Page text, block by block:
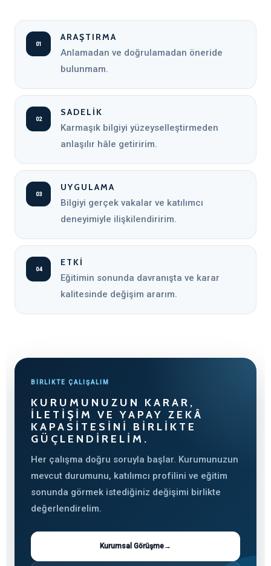
01
ARAŞTIRMA
Anlamadan ve doğrulamadan öneride
bulunmam.
02
SADELIK
Karmaşık bilgiyi yüzeyselleştirmeden
anlaşılır hâle getiririm.
03
UYGULAMA
Bilgiyi gerçek vakalar ve katılımcı
deneyimiyle ilişkilendiririm.
04
ETKI
Eğitimin sonunda davranışta ve karar
kalitesinde değişim ararım.
BİRLİKTE ÇALIŞALIM
KURUMUNUZUN KARAR,
ILETIŞIM VE YAPAY ZEKÂ
KAPASITESINI BIRLIKTE
GÜÇLENDIRELIM.
Her çalışma doğru soruyla başlar. Kurumunuzun
mevcut durumunu, katılımcı profilini ve eğitim
sonunda görmek istediğiniz değişimi birlikte
değerlendirelim.
Kurumsal Görüşme→